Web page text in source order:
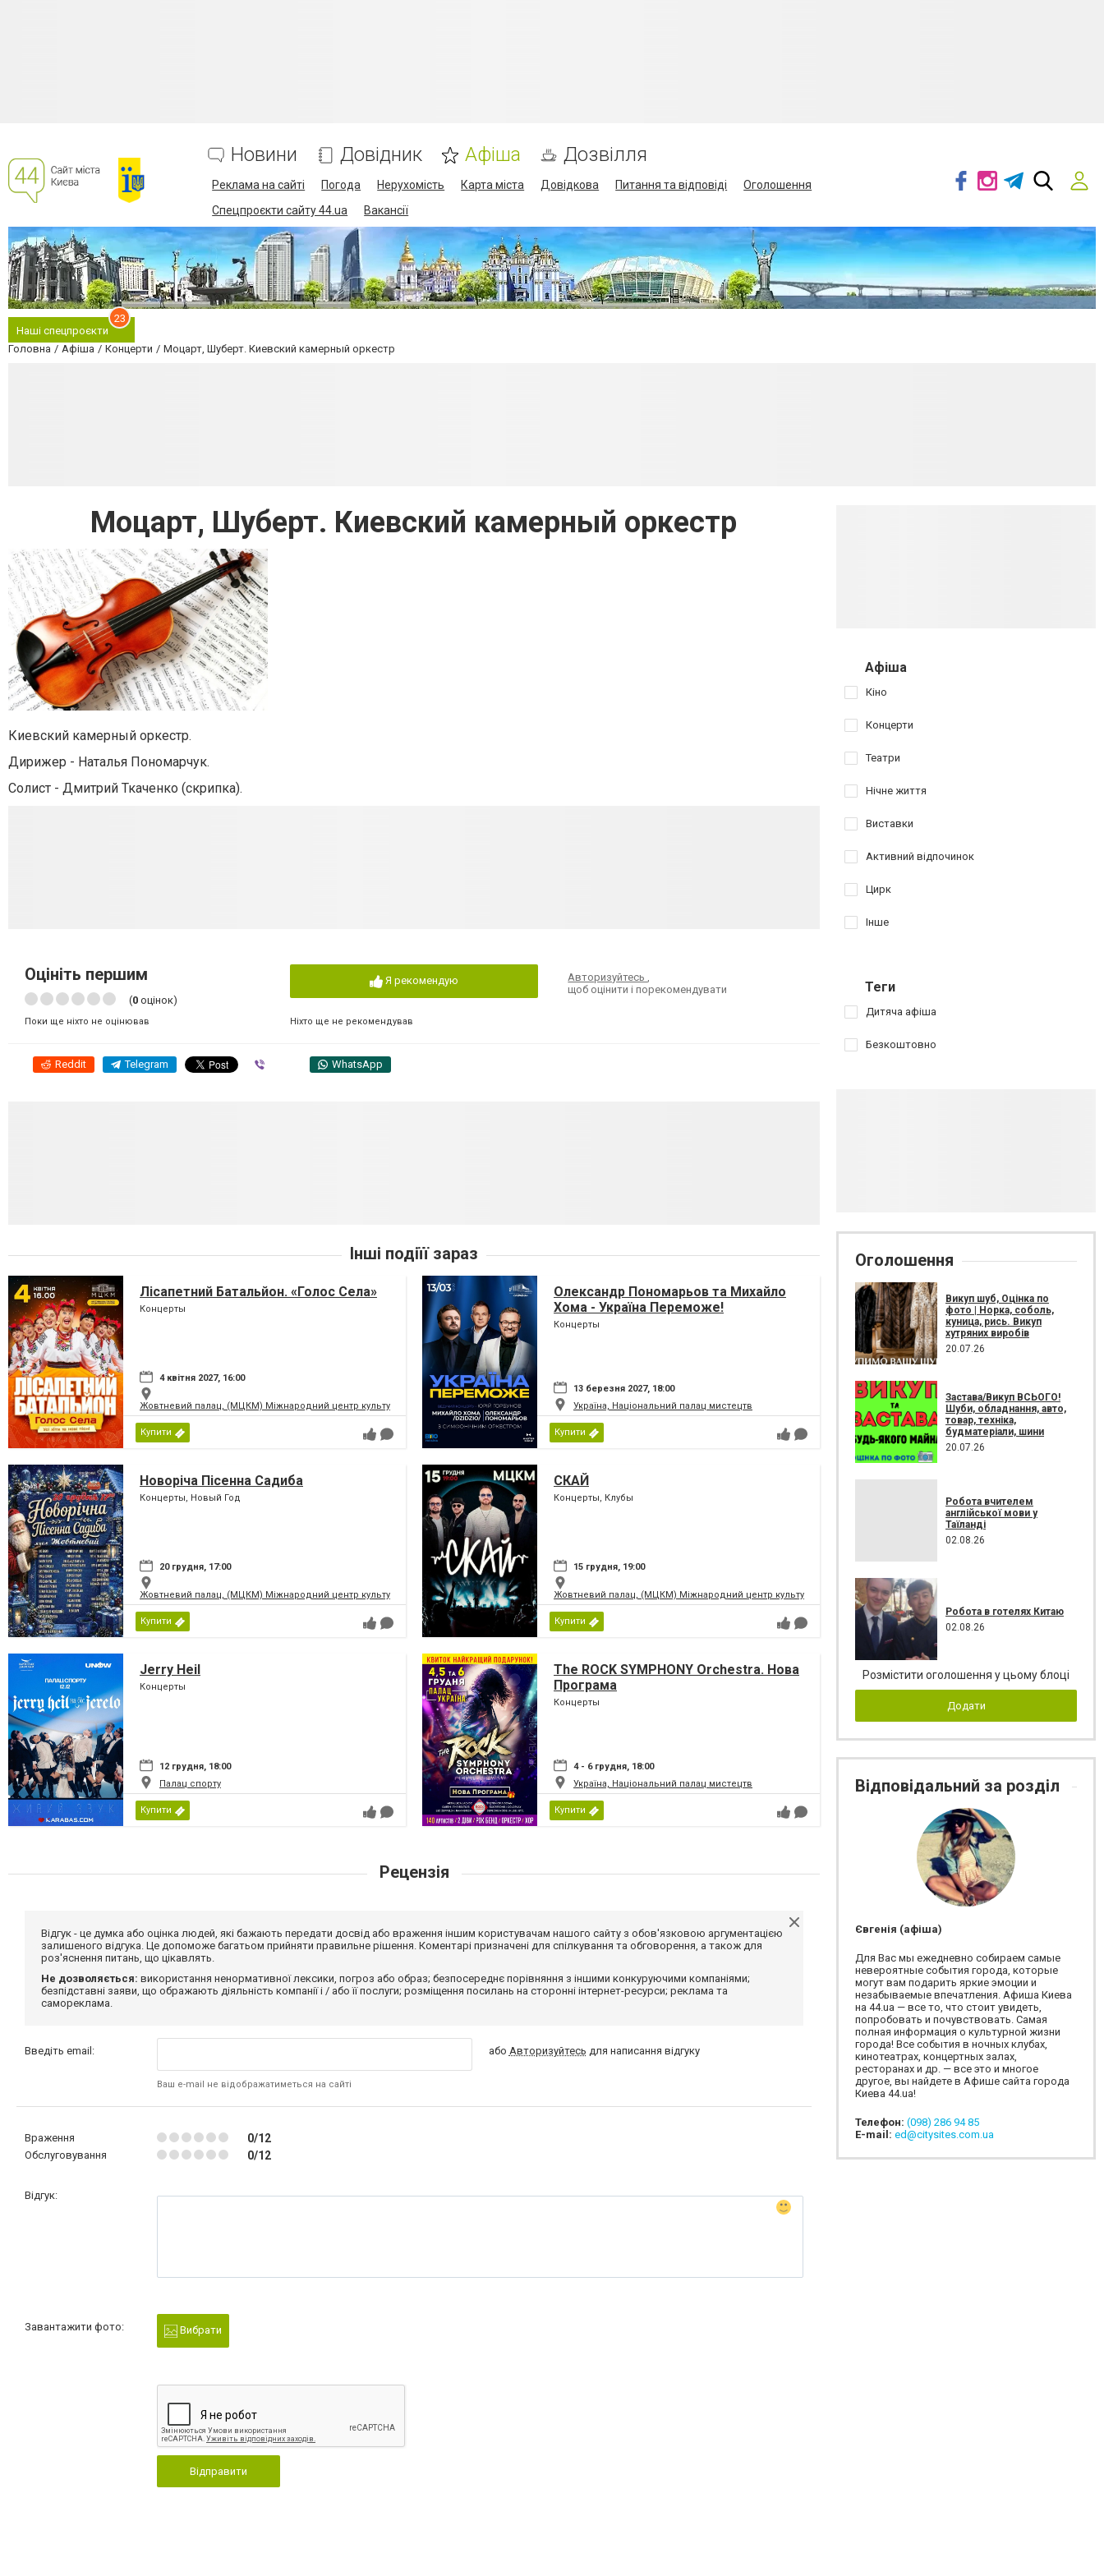
Новини Довідник Афіша Дозвілля
Реклама на сайті Погода Нерухомість Карта міста Довідкова Питання та відповіді
Оголошення
Спецпроєкти сайту 44.ua
Вакансії
Наші спецпроєкти
23
Головна Афіша Концерти Моцарт, Шуберт. Киевский камерный оркестр
Моцарт, Шуберт. Киевский камерный оркестр
Киевский камерный оркестр.
Дирижер - Наталья Пономарчук.
Солист - Дмитрий Ткаченко (скрипка).
Оцініть першим
(0 оцінок)
Поки ще ніхто не оцінював
Я рекомендую
Ніхто ще не рекомендував
Авторизуйтесь,
щоб оцінити і порекомендувати
Reddit Telegram WhatsApp
Інші подіїї зараз
Лісапетний Батальйон. «Голос Села»
Концерты
4 квітня 2027, 16:00
Жовтневий палац, (МЦКМ) Міжнародний центр культури і мистецтв Федерації профспілок України
Купити
Олександр Пономарьов та Михайло
Хома - Україна Переможе!
Концерты
13 березня 2027, 18:00
Україна, Національний палац мистецтв
Купити
Новоріча Пісенна Садиба
Концерты, Новый Год
20 грудня, 17:00
Жовтневий палац, (МЦКМ) Міжнародний центр культури і мистецтв Федерації профспілок України
Купити
СКАЙ
Концерты, Клубы
15 грудня, 19:00
Жовтневий палац, (МЦКМ) Міжнародний центр культури і мистецтв Федерації профспілок України
Купити
Jerry Heil
Концерты
12 грудня, 18:00
Палац спорту
Купити
The ROCK SYMPHONY Orchestra. Нова
Програма
Концерты
4 - 6 грудня, 18:00
Україна, Національний палац мистецтв
Купити
Рецензія
Відгук - це думка або оцінка людей, які бажають передати досвід або враження іншим користувачам нашого сайту з обов'язковою аргументацією
залишеного відгука. Це допоможе багатьом прийняти правильне рішення. Коментарі призначені для спілкування та обговорення, а також для
роз'яснення питань, що цікавлять.
Не дозволяється: використання ненормативної лексики, погроз або образ; безпосереднє порівняння з іншими конкуруючими компаніями;
безпідставні заяви, що ображають діяльність компанії і / або її послуги; розміщення посилань на сторонні інтернет-ресурси; реклама та
самореклама.
Введіть email:
Ваш e-mail не відображатиметься на сайті
або Авторизуйтесь для написання відгуку
Враження 0/12
Обслуговування 0/12
Відгук:
Завантажити фото: Вибрати
Відправити
Афіша
Кіно
Концерти
Театри
Нічне життя
Виставки
Активний відпочинок
Цирк
Інше
Теги
Дитяча афіша
Безкоштовно
Оголошення
Викуп шуб, Оцінка по
фото | Норка, соболь,
куница, рись. Викуп
хутряних виробів
20.07.26
Застава/Викуп ВСЬОГО!
Шуби, обладнання, авто,
товар, техніка,
будматеріали, шини
20.07.26
Робота вчителем
англійської мови у
Таїланді
02.08.26
Робота в готелях Китаю
02.08.26
Розмістити оголошення у цьому блоці
Додати
Відповідальний за розділ
Євгенія (афіша)
Для Вас мы ежедневно собираем самые
невероятные события города, которые
могут вам подарить яркие эмоции и
незабываемые впечатления. Афиша Киева
на 44.ua — все то, что стоит увидеть,
попробовать и почувствовать. Самая
полная информация о культурной жизни
города! Все события в ночных клубах,
кинотеатрах, концертных залах,
ресторанах и др. — все это и многое
другое, вы найдете в Афише сайта города
Киева 44.ua!
Телефон: (098) 286 94 85
E-mail: ed@citysites.com.ua